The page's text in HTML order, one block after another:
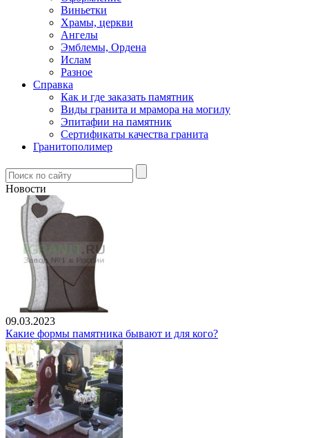
Виньетки
Храмы, церкви
Ангелы
Эмблемы, Ордена
Ислам
Разное
Справка
Как и где заказать памятник
Виды гранита и мрамора на могилу
Эпитафии на памятник
Сертификаты качества гранита
Гранитополимер
Новости
09.03.2023
Какие формы памятника бывают и для кого?